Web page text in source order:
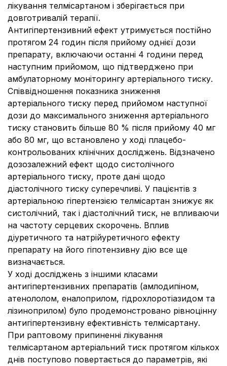
лікування телмісартаном і зберігається при
довготривалій терапії.
Антигіпертензивний ефект утримується постійно
протягом 24 годин після прийому однієї дози
препарату, включаючи останні 4 години перед
наступним прийомом, що підтверджено при
амбулаторному моніторингу артеріального тиску.
Співвідношення показника зниження
артеріального тиску перед прийомом наступної
дози до максимального зниження артеріального
тиску становить більше 80 % після прийому 40 мг
або 80 мг, що встановлено у ході плацебо-
контрольованих клінічних досліджень. Відзначено
дозозалежний ефект щодо систолічного
артеріального тиску, проте дані щодо
діастолічного тиску суперечливі. У пацієнтів з
артеріальною гіпертензією телмісартан знижує як
систолічний, так і діастолічний тиск, не впливаючи
на частоту серцевих скорочень. Вплив
діуретичного та натрійуретичного ефекту
препарату на його гіпотензивну дію все ще
визначається.
У ході досліджень з іншими класами
антигіпертензивних препаратів (амлодипіном,
атенололом, еналоприлом, гідрохлоротіазидом та
лізиноприлом) було продемонстровано рівноцінну
антигіпертензивну ефективність телмісартану.
При раптовому припиненні лікування
телмісартаном артеріальний тиск протягом кількох
днів поступово повертається до параметрів, які